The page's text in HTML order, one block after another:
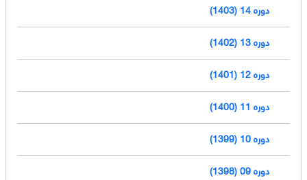
دوره 14 (1403)
دوره 13 (1402)
دوره 12 (1401)
دوره 11 (1400)
دوره 10 (1399)
دوره 09 (1398)